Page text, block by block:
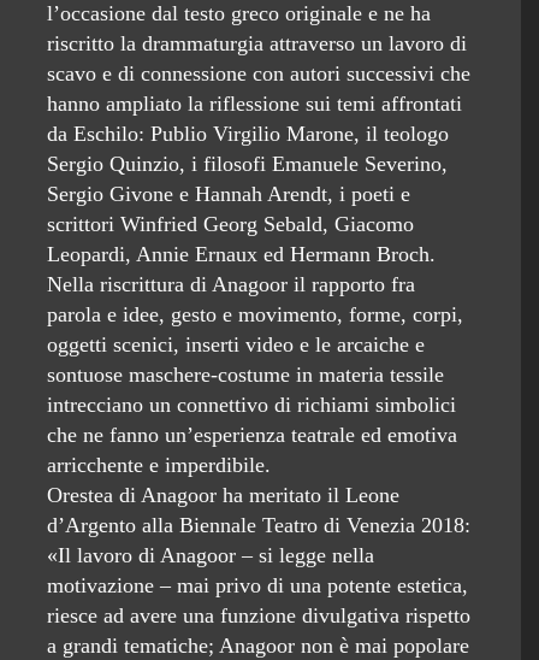
l’occasione dal testo greco originale e ne ha
riscritto la drammaturgia attraverso un lavoro di
scavo e di connessione con autori successivi che
hanno ampliato la riflessione sui temi affrontati
da Eschilo: Publio Virgilio Marone, il teologo
Sergio Quinzio, i filosofi Emanuele Severino,
Sergio Givone e Hannah Arendt, i poeti e
scrittori Winfried Georg Sebald, Giacomo
Leopardi, Annie Ernaux ed Hermann Broch.
Nella riscrittura di Anagoor il rapporto fra
parola e idee, gesto e movimento, forme, corpi,
oggetti scenici, inserti video e le arcaiche e
sontuose maschere-costume in materia tessile
intrecciano un connettivo di richiami simbolici
che ne fanno un’esperienza teatrale ed emotiva
arricchente e imperdibile.
Orestea di Anagoor ha meritato il Leone
d’Argento alla Biennale Teatro di Venezia 2018:
«Il lavoro di Anagoor – si legge nella
motivazione – mai privo di una potente estetica,
riesce ad avere una funzione divulgativa rispetto
a grandi tematiche; Anagoor non è mai popolare